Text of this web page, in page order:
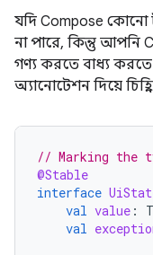
যদি Compose কোনো
না পারে, কিন্তু আপনি
গণ্য করতে বাধ্য
অ্যানোটেশন দিয়ে
// Marking the
@Stable
interface
val value :
val